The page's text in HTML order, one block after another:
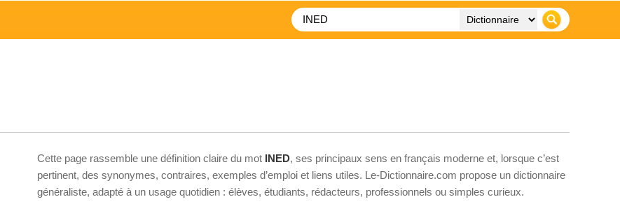
Cette page rassemble une définition claire du mot INED, ses principaux sens en français moderne et, lorsque c’est
pertinent, des synonymes, contraires, exemples d’emploi et liens utiles. Le-Dictionnaire.com propose un dictionnaire
généraliste, adapté à un usage quotidien : élèves, étudiants, rédacteurs, professionnels ou simples curieux.